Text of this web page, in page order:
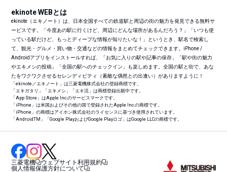
ekinote WEBとは
ekinote（エキノート）は、日本全国すべての鉄道駅と周辺の街の魅力を発見できる無料サ
ービスです。「今度あの駅に行くけど、周辺にどんな場所があるんだろう？」「いつも使
っている駅だけど、もっとディープな情報が知りたいな！」というとき、駅名で検索し
て、観光・グルメ・買い物・交通などの情報をまとめてチェックできます。iPhone /
Androidアプリをインストールすれば、「お気に入りの駅や記事の保存」「駅や街の魅力
やエキメシの投稿」「全国の駅へのチェックイン」も楽しめます。全国の駅と街で、あな
たをワクワクさせるセレンディピティ（素敵な偶然との出逢い）がありますように！
「ekinote／エキノート」は三菱電機株式会社の登録商標です。
「エキガタリ」「エキメシ」「エキ活」は商標登録出願中です。
「App Store」はApple Inc.のサービスマークです。
「iPhone」は米国およびその他の国で登録されたApple Inc.の商標です。
「iPhone」の商標はアイホン株式会社のライセンスに基づき使用されています。
「AndroidTM 」「Google PlayおよびGoogle Playロゴ」はGoogle LLCの商標です。
三菱電機
ウェブサイト利用規約
個人情報保護方針について